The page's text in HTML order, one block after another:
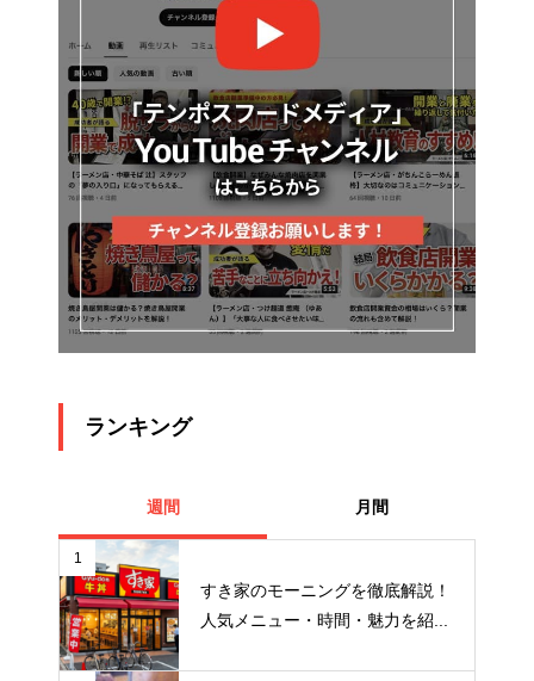
ランキング
週間 月間
1
すき家のモーニングを徹底解説！
人気メニュー・時間・魅力を紹...